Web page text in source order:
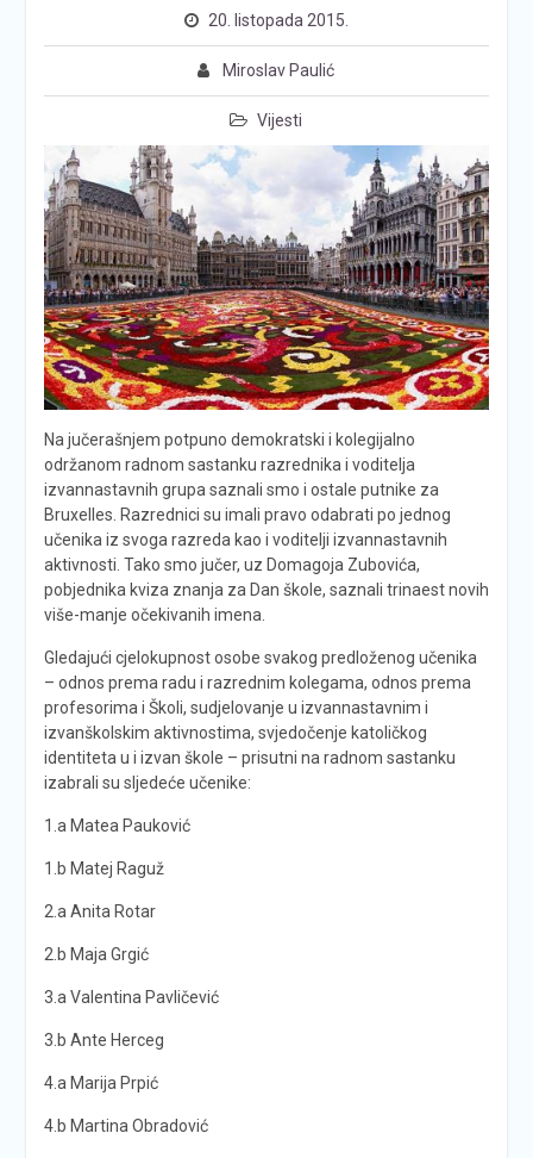
20. listopada 2015.
Miroslav Paulić
Vijesti
Na jučerašnjem potpuno demokratski i kolegijalno
održanom radnom sastanku razrednika i voditelja
izvannastavnih grupa saznali smo i ostale putnike za
Bruxelles. Razrednici su imali pravo odabrati po jednog
učenika iz svoga razreda kao i voditelji izvannastavnih
aktivnosti. Tako smo jučer, uz Domagoja Zubovića,
pobjednika kviza znanja za Dan škole, saznali trinaest novih
više-manje očekivanih imena.
Gledajući cjelokupnost osobe svakog predloženog učenika
– odnos prema radu i razrednim kolegama, odnos prema
profesorima i Školi, sudjelovanje u izvannastavnim i
izvanškolskim aktivnostima, svjedočenje katoličkog
identiteta u i izvan škole – prisutni na radnom sastanku
izabrali su sljedeće učenike:
1.a Matea Pauković
1.b Matej Raguž
2.a Anita Rotar
2.b Maja Grgić
3.a Valentina Pavličević
3.b Ante Herceg
4.a Marija Prpić
4.b Martina Obradović